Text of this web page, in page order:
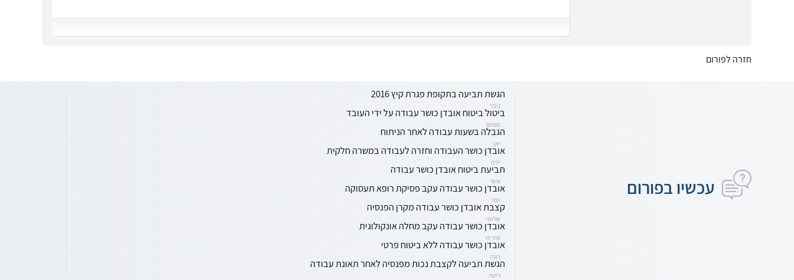
חזרה לפורום
עכשיו בפורום
הגשת תביעה בתקופת פגרת קיץ 2016
ניבר
ביטול ביטוח אובדן כושר עבודה על ידי העובד
מנחם
הגבלה בשעות עבודה לאחר הניתוח
יאן
אובדן כושר העבודה וחזרה לעבודה במשרה חלקית
לרה
תביעת ביטוח אובדן כושר עבודה
אשר
אובדן כושר עבודה עקב פסיקת רופא תעסוקה
יוסי
קצבת אובדן כושר עבודה מקרן הפנסיה
שלומי
אובדן כושר עבודה עקב מחלה אונקולוגית
שירית
אובדן כושר עבודה ללא ביטוח פרטי
רונה
הגשת תביעה לקצבת נכות מפנסיה לאחר תאונת עבודה
ריטה